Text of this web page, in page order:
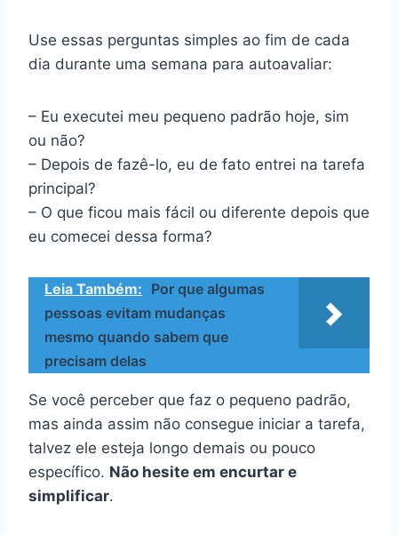
Use essas perguntas simples ao fim de cada
dia durante uma semana para autoavaliar:
– Eu executei meu pequeno padrão hoje, sim
ou não?
– Depois de fazê-lo, eu de fato entrei na tarefa
principal?
– O que ficou mais fácil ou diferente depois que
eu comecei dessa forma?
Leia Também: Por que algumas
pessoas evitam mudanças
mesmo quando sabem que
precisam delas
Se você perceber que faz o pequeno padrão,
mas ainda assim não consegue iniciar a tarefa,
talvez ele esteja longo demais ou pouco
específico. Não hesite em encurtar e
simplificar.